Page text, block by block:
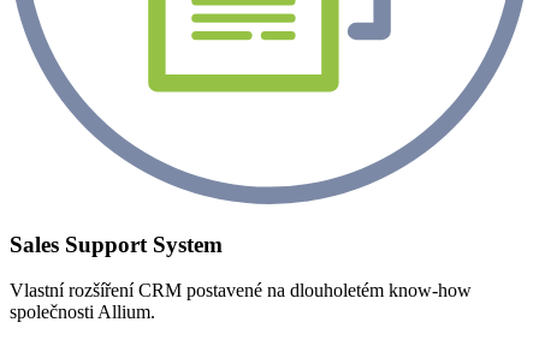
Sales Support System
Vlastní rozšíření CRM postavené na dlouholetém know-how
společnosti Allium.